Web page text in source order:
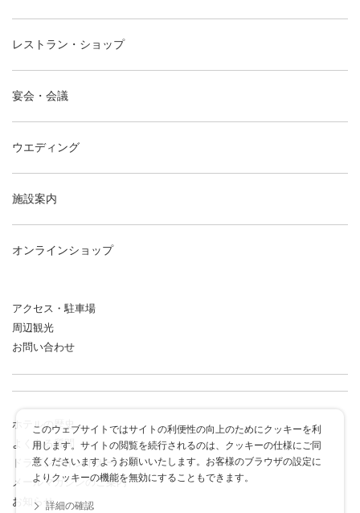
このウェブサイトではサイトの利便性の向上のためにクッキーを利
用します。サイトの閲覧を続行されるのは、クッキーの仕様にご同
意くださいますようお願いいたします。お客様のブラウザの設定に
よりクッキーの機能を無効にすることもできます。
詳細の確認
レストラン・ショップ
宴会・会議
ウエディング
施設案内
オンラインショップ
アクセス・駐車場
周辺観光
お問い合わせ
ホテルの歴史
よくある質問
ドラゴンポイントカード
メールマガジンのご案内
お知らせ